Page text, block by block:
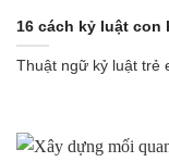
16 cách kỷ luật con
Thuật ngữ kỷ luật trẻ